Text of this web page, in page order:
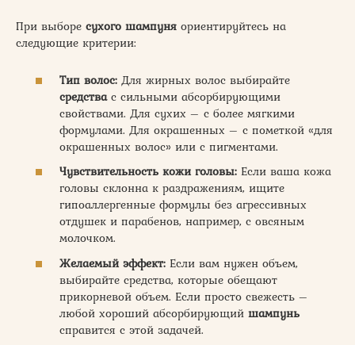
При выборе сухого шампуня ориентируйтесь на
следующие критерии:
Тип волос: Для жирных волос выбирайте
средствас сильными абсорбирующими
свойствами. Для сухих – с более мягкими
формулами. Для окрашенных – с пометкой «для
окрашенных волос» или с пигментами.
Чувствительность кожи головы: Если ваша кожа
головы склонна к раздражениям, ищите
гипоаллергенные формулы без агрессивных
отдушек и парабенов, например, с овсяным
молочком.
Желаемый эффект: Если вам нужен объем,
выбирайте средства, которые обещают
прикорневой объем. Если просто свежесть –
любой хороший абсорбирующий шампунь
справится с этой задачей.